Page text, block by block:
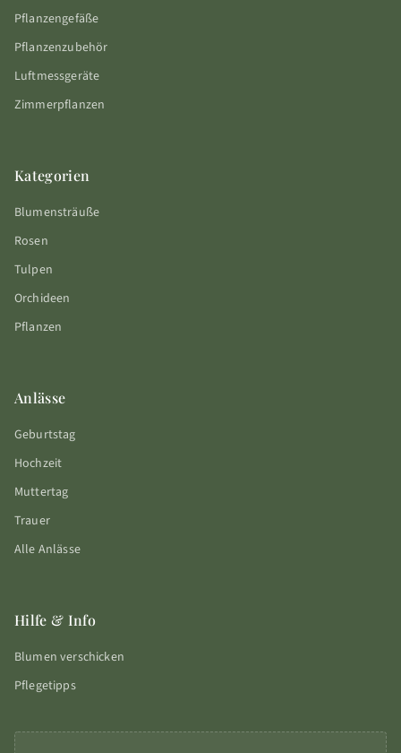
Pflanzengefäße
Pflanzenzubehör
Luftmessgeräte
Zimmerpflanzen
Kategorien
Blumensträuße
Rosen
Tulpen
Orchideen
Pflanzen
Anlässe
Geburtstag
Hochzeit
Muttertag
Trauer
Alle Anlässe
Hilfe & Info
Blumen verschicken
Pflegetipps